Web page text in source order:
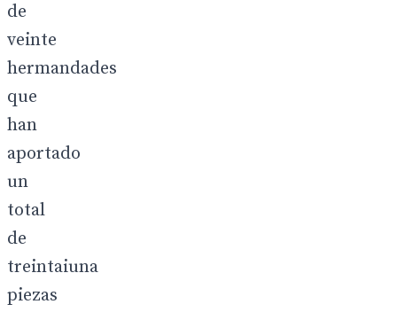
de
veinte
hermandades
que
han
aportado
un
total
de
treintaiuna
piezas